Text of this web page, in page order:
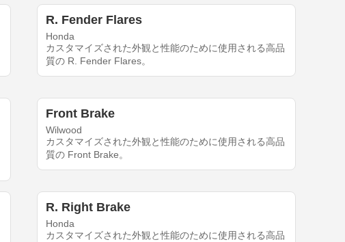
R. Fender Flares
Honda
カスタマイズされた外観と性能のために使用される高品
質の R. Fender Flares。
Front Brake
Wilwood
カスタマイズされた外観と性能のために使用される高品
質の Front Brake。
R. Right Brake
Honda
カスタマイズされた外観と性能のために使用される高品